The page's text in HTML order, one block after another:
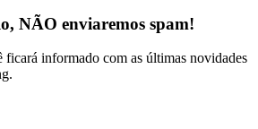
NÃO enviaremos spam!
ficará informado com as últimas novidades